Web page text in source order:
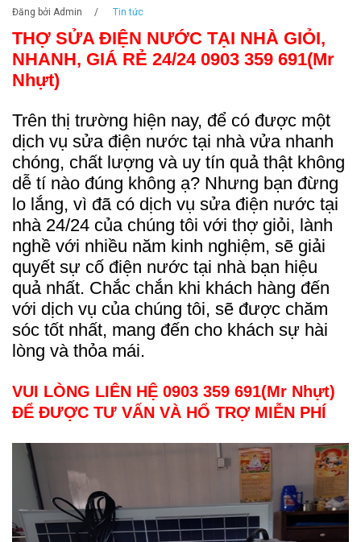
Đăng bởi Admin / Tin tức
THỢ SỬA ĐIỆN NƯỚC TẠI NHÀ GIỎI,
NHANH, GIÁ RẺ 24/24 0903 359 691(Mr
Nhựt)
Trên thị trường hiện nay, để có được một
dịch vụ sửa điện nước tại nhà vửa nhanh
chóng, chất lượng và uy tín quả thật không
dễ tí nào đúng không ạ? Nhưng bạn đừng
lo lắng, vì đã có dịch vụ sửa điện nước tại
nhà 24/24 của chúng tôi với thợ giỏi, lành
nghề với nhiều năm kinh nghiệm, sẽ giải
quyết sự cố điện nước tại nhà bạn hiệu
quả nhất. Chắc chắn khi khách hàng đến
với dịch vụ của chúng tôi, sẽ được chăm
sóc tốt nhất, mang đến cho khách sự hài
lòng và thỏa mái.
VUI LÒNG LIÊN HỆ 0903 359 691(Mr Nhựt)
ĐỂ ĐƯỢC TƯ VẤN VÀ HỔ TRỢ MIỄN PHÍ